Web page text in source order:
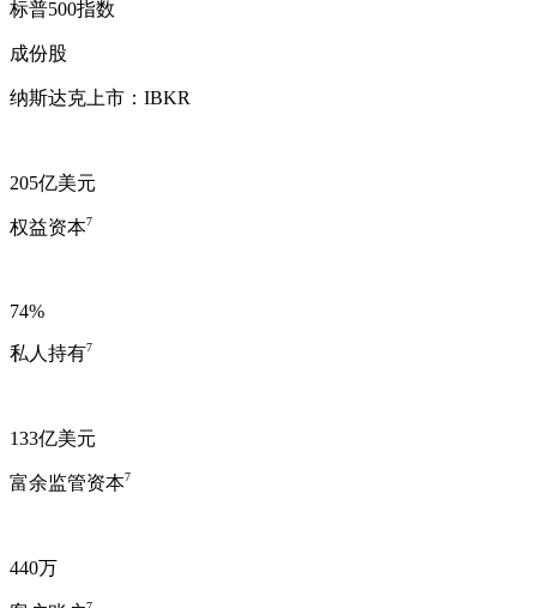
标普500指数
成份股
纳斯达克上市：IBKR
205亿美元
权益资本7
74%
私人持有7
133亿美元
富余监管资本7
440万